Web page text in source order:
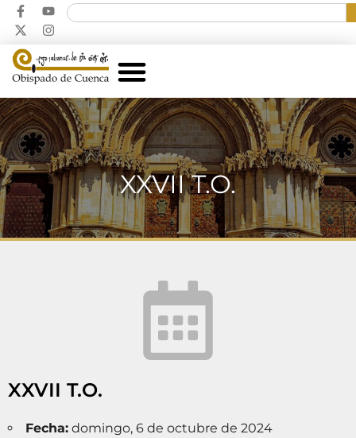
XXVII T.O.
XXVII T.O.
Fecha: domingo, 6 de octubre de 2024